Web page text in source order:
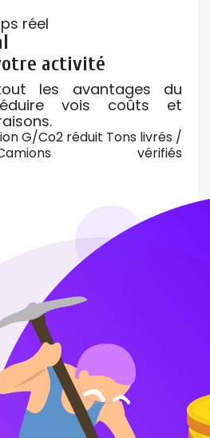
réel
activité
les avantages du
vois coûts et
G/Co2 réduit Tons livrés /
vérifiés